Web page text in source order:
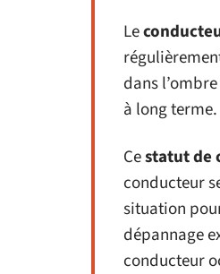
Le
dans
à long terme.
Cestatut de
conducteur
situation
dépannage
conducteur